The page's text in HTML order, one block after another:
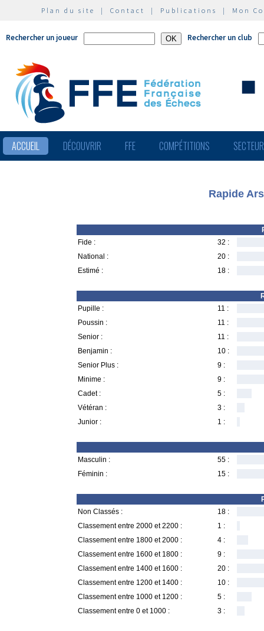
Plan du site | Contact | Publications | Mon
Rechercher un joueur Rechercher un club
ACCUEIL DÉCOUVRIR FFE COMPÉTITIONS
Rapide
Fide :
32 :
National :
20 :
Estimé :
18 :
Pupille :
11 :
Poussin :
11 :
Senior :
11 :
Benjamin :
10 :
Senior Plus :
9 :
Minime :
9 :
Cadet :
5 :
Vétéran :
3 :
Junior :
1 :
Masculin :
55 :
Féminin :
15 :
Non Classés :
18 :
Classement entre 2000 et 2200 :
1 :
Classement entre 1800 et 2000 :
4 :
Classement entre 1600 et 1800 :
9 :
Classement entre 1400 et 1600 :
20 :
Classement entre 1200 et 1400 :
10 :
Classement entre 1000 et 1200 :
5 :
Classement entre 0 et 1000 :
3 :